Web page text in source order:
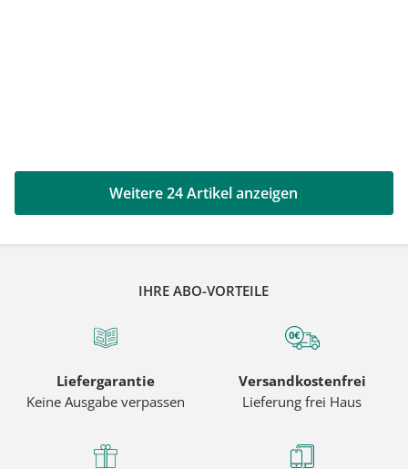
Weitere 24 Artikel anzeigen
IHRE ABO-VORTEILE
Liefergarantie
Keine Ausgabe verpassen
Versandkostenfrei
Lieferung frei Haus